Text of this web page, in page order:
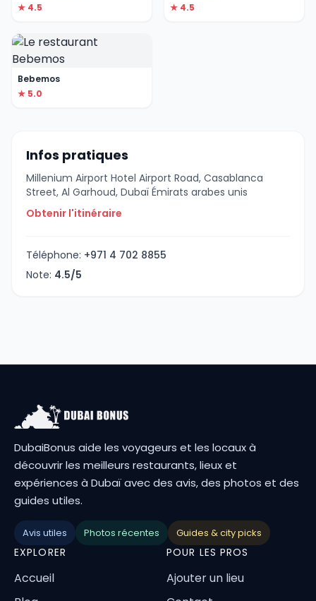
★ 4.5
★ 4.5
Bebemos
★ 5.0
Infos pratiques
Millenium Airport Hotel Airport Road, Casablanca
Street, Al Garhoud, Dubaï Émirats arabes unis
Obtenir l'itinéraire
Téléphone: +971 4 702 8855
Note: 4.5/5
DubaiBonus aide les voyageurs et les locaux à
découvrir les meilleurs restaurants, lieux et
expériences à Dubaï avec des avis, des photos et des
guides utiles.
Avis utiles Photos récentes Guides & city picks
EXPLORER
Accueil
POUR LES PROS
Ajouter un lieu